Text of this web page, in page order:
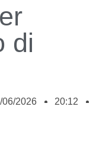
di
06/2026
20:12